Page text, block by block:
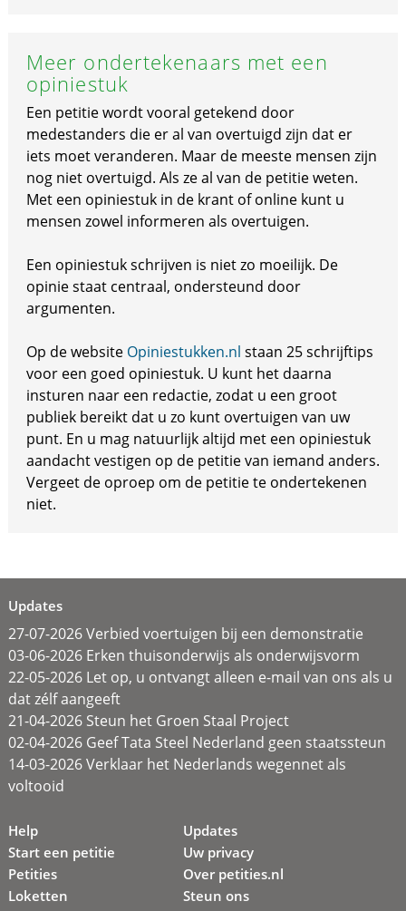
Meer ondertekenaars met een
opiniestuk
Een petitie wordt vooral getekend door
medestanders die er al van overtuigd zijn dat er
iets moet veranderen. Maar de meeste mensen zijn
nog niet overtuigd. Als ze al van de petitie weten.
Met een opiniestuk in de krant of online kunt u
mensen zowel informeren als overtuigen.
Een opiniestuk schrijven is niet zo moeilijk. De
opinie staat centraal, ondersteund door
argumenten.
Op de website Opiniestukken.nl staan 25 schrijftips
voor een goed opiniestuk. U kunt het daarna
insturen naar een redactie, zodat u een groot
publiek bereikt dat u zo kunt overtuigen van uw
punt. En u mag natuurlijk altijd met een opiniestuk
aandacht vestigen op de petitie van iemand anders.
Vergeet de oproep om de petitie te ondertekenen
niet.
Updates
27-07-2026 Verbied voertuigen bij een demonstratie
03-06-2026 Erken thuisonderwijs als onderwijsvorm
22-05-2026 Let op, u ontvangt alleen e-mail van ons als u
dat zélf aangeeft
21-04-2026 Steun het Groen Staal Project
02-04-2026 Geef Tata Steel Nederland geen staatssteun
14-03-2026 Verklaar het Nederlands wegennet als
voltooid
Help
Start een petitie
Petities
Loketten
Updates
Uw privacy
Over petities.nl
Steun ons